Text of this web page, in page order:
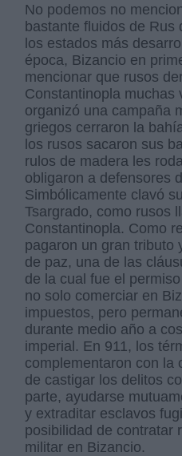
No podemos no
bastante fluidos de Rus
los estados más
época, Bizancio en
mencionar que rusos
Constantinopla muchas
organizó una campaña
griegos cerraron la
los rusos sacaron sus
rulos de madera les
obligaron a defensores
Simbólicamente clavó
Tsargrado, como rusos
Constantinopla. Como
pagaron un gran tributo
de paz, una de las
de la cual fue el
no solo comerciar en
impuestos, pero
durante medio año a
imperial. En 911, los
complementaron con la
de castigar los delitos
parte, ayudarse
y extraditar esclavos
posibilidad de contratar
militar en Bizancio.